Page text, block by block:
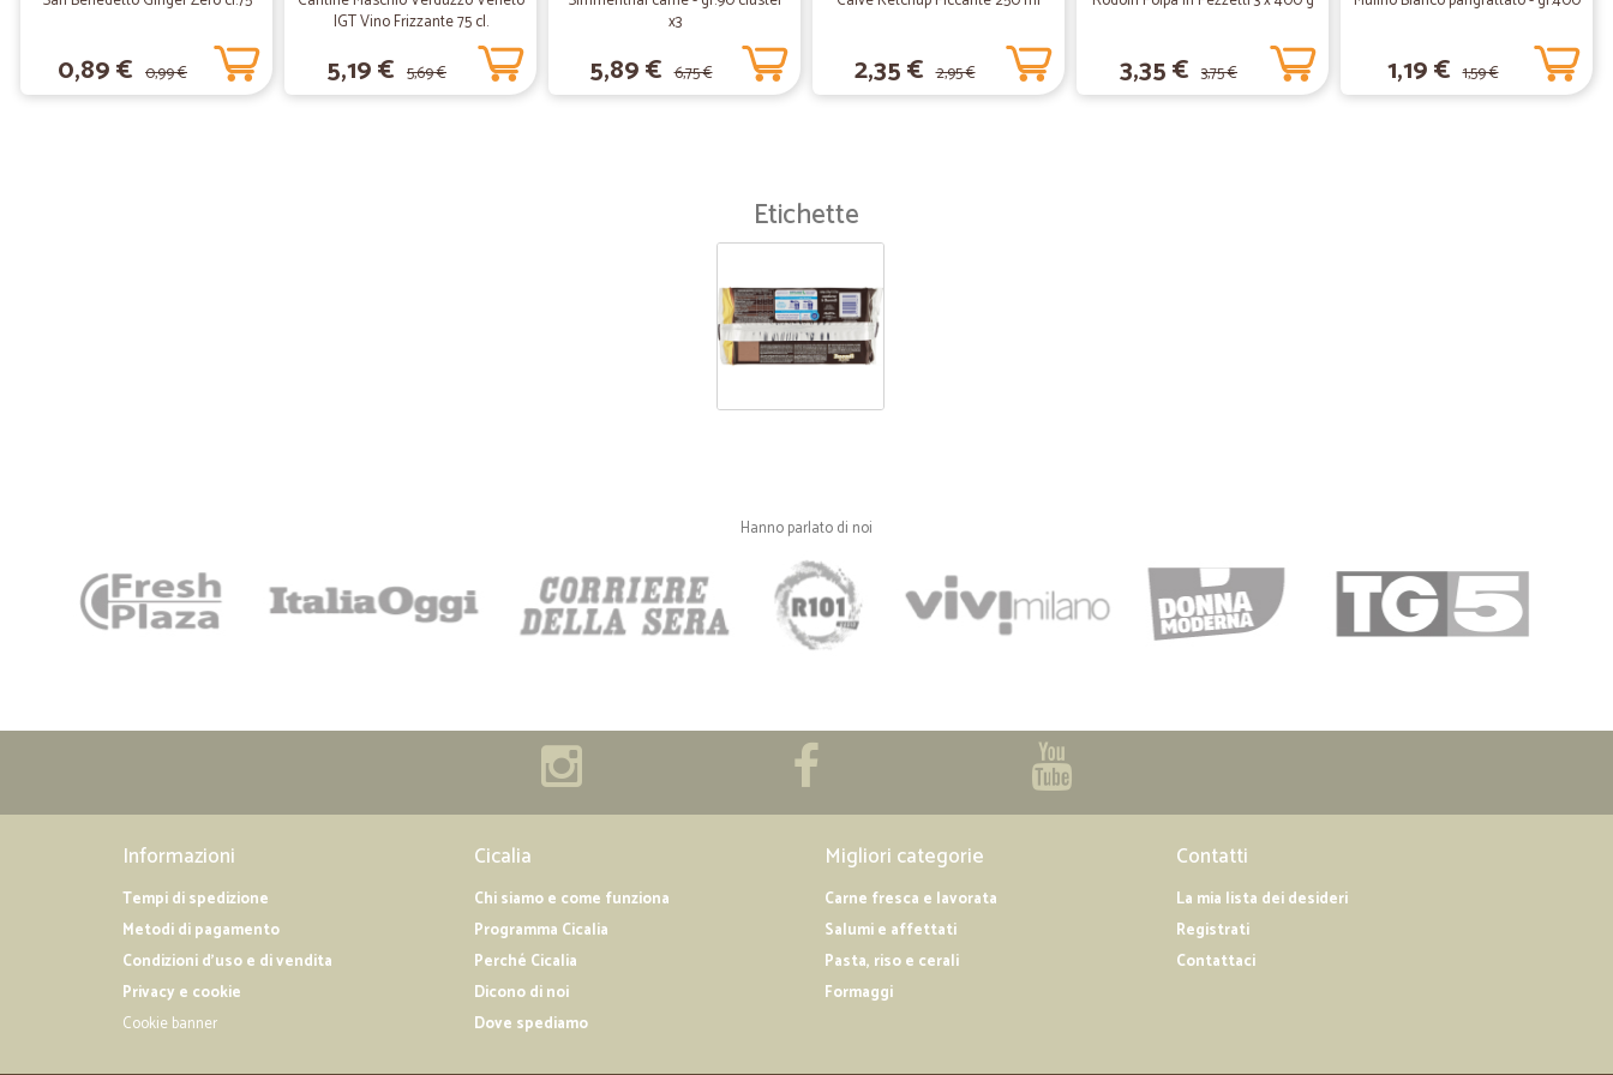
0,89 € 0,99 €
IGT Vino Frizzante 75 cl.
5,19 € 5,69 €
x3
5,89 € 6,75 € 2,35 € 2,95 € 3,35 € 3,75 € 1,19 € 1,59 €
Etichette
Hanno parlato di noi
Informazioni
Tempi di spedizione
Metodi di pagamento
Condizioni d'uso e di vendita
Privacy e cookie
Cookie banner
Cicalia
Chi siamo e come funziona
Programma Cicalia
Perché Cicalia
Dicono di noi
Dove spediamo
Migliori categorie
Carne fresca e lavorata
Salumi e affettati
Pasta, riso e cerali
Formaggi
Contatti
La mia lista dei desideri
Registrati
Contattaci